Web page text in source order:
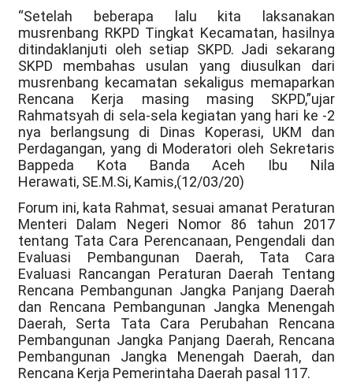
“Setelah beberapa lalu kita laksanakan
musrenbang RKPD Tingkat Kecamatan, hasilnya
ditindaklanjuti oleh setiap SKPD. Jadi sekarang
SKPD membahas usulan yang diusulkan dari
musrenbang kecamatan sekaligus memaparkan
Rencana Kerja masing masing SKPD,”ujar
Rahmatsyah di sela-sela kegiatan yang hari ke -2
nya berlangsung di Dinas Koperasi, UKM dan
Perdagangan, yang di Moderatori oleh Sekretaris
Bappeda Kota Banda Aceh Ibu Nila
Herawati, SE.M.Si, Kamis,(12/03/20)
Forum ini, kata Rahmat, sesuai amanat Peraturan
Menteri Dalam Negeri Nomor 86 tahun 2017
tentang Tata Cara Perencanaan, Pengendali dan
Evaluasi Pembangunan Daerah, Tata Cara
Evaluasi Rancangan Peraturan Daerah Tentang
Rencana Pembangunan Jangka Panjang Daerah
dan Rencana Pembangunan Jangka Menengah
Daerah, Serta Tata Cara Perubahan Rencana
Pembangunan Jangka Panjang Daerah, Rencana
Pembangunan Jangka Menengah Daerah, dan
Rencana Kerja Pemerintaha Daerah pasal 117.